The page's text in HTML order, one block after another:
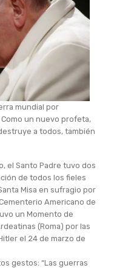
mundial por
un nuevo profeta,
a todos, también
el Santo Padre tuvo dos
de todos los fieles
Misa en sufragio por
Americano de
un Momento de
(Roma) por las
el 24 de marzo de
gestos: “Las guerras